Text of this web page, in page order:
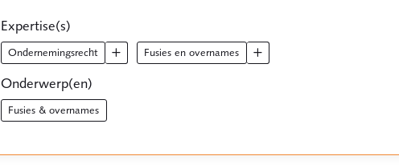
Expertise(s)
ondernemingsrecht fusies en overnames
Onderwerp(en)
fusies & overnames